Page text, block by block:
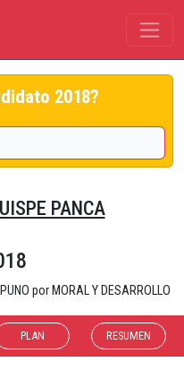
2018?
PANCA
por MORAL Y DESARROLLO
PLAN RESUMEN